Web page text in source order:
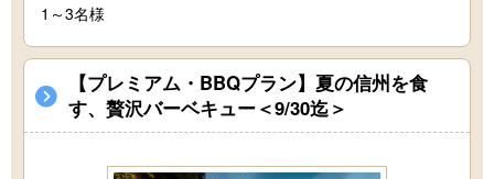
1～3名様
【プレミアム・BBQプラン】夏の信州を食
す、贅沢バーベキュー＜9/30迄＞